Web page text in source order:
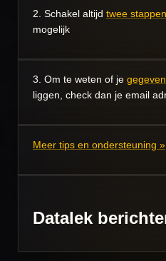
2. Schakel altijd twee
mogelijk
3. Om te weten of je
liggen, check dan je email
Meer tips en ondersteuning »
Datalek